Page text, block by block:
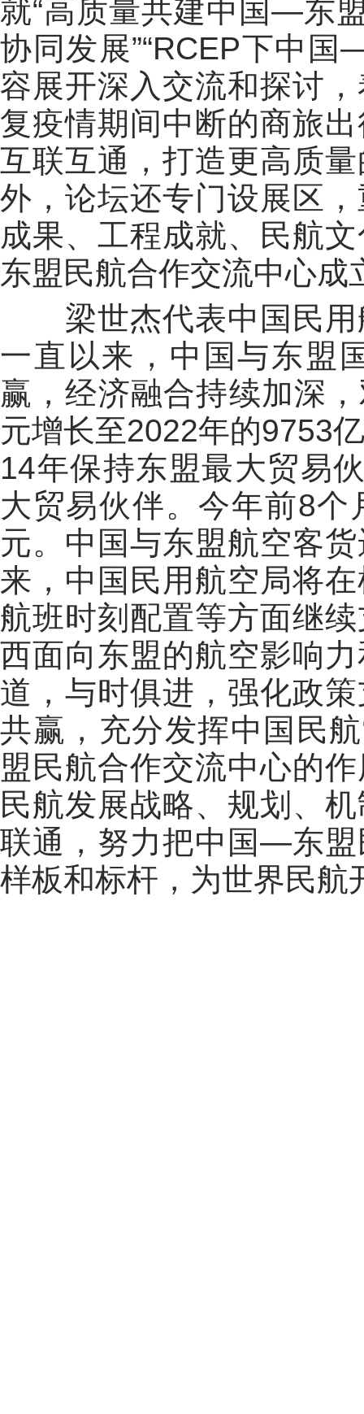
就“高质量共建中国—东
协同发展”“RCEP下中国
容展开深入交流和探讨
复疫情期间中断的商旅
互联互通，打造更高质
外，论坛还专门设展区
成果、工程成就、民航
东盟民航合作交流中心
梁世杰代表中国民
一直以来，中国与东盟
赢，经济融合持续加深
元增长至2022年的9753
14年保持东盟最大贸易
大贸易伙伴。今年前8个
元。中国与东盟航空客
来，中国民用航空局将
航班时刻配置等方面继
西面向东盟的航空影响
道，与时俱进，强化政
共赢，充分发挥中国民航
盟民航合作交流中心的
民航发展战略、规划、
联通，努力把中国—东
样板和标杆，为世界民航